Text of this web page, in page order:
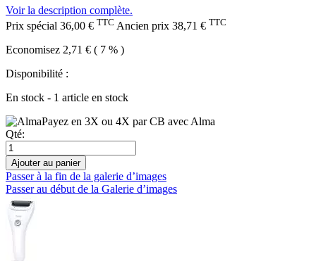
Voir la description complète.
Prix spécial 36,00 € TTC Ancien prix 38,71 € TTC
Economisez 2,71 € ( 7 % )
Disponibilité :
En stock - 1 article en stock
Payez en 3X ou 4X par CB avec Alma
Qté:
Ajouter au panier
Passer à la fin de la galerie d’images
Passer au début de la Galerie d’images